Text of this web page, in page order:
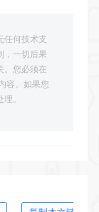
任何技术支
，一切后果
。您必须在
容。如果您
。